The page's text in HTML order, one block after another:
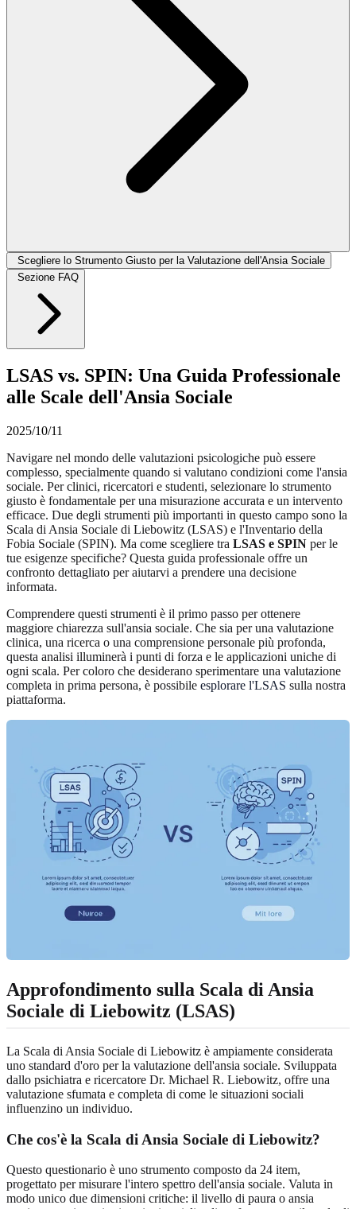
Scegliere lo Strumento Giusto per la Valutazione dell'Ansia Sociale
Sezione FAQ
LSAS vs. SPIN: Una Guida Professionale
alle Scale dell'Ansia Sociale
2025/10/11
Navigare nel mondo delle valutazioni psicologiche può essere
complesso, specialmente quando si valutano condizioni come l'ansia
sociale. Per clinici, ricercatori e studenti, selezionare lo strumento
giusto è fondamentale per una misurazione accurata e un intervento
efficace. Due degli strumenti più importanti in questo campo sono la
Scala di Ansia Sociale di Liebowitz (LSAS) e l'Inventario della
Fobia Sociale (SPIN). Ma come scegliere tra LSAS e SPIN per le
tue esigenze specifiche? Questa guida professionale offre un
confronto dettagliato per aiutarvi a prendere una decisione
informata.
Comprendere questi strumenti è il primo passo per ottenere
maggiore chiarezza sull'ansia sociale. Che sia per una valutazione
clinica, una ricerca o una comprensione personale più profonda,
questa analisi illuminerà i punti di forza e le applicazioni uniche di
ogni scala. Per coloro che desiderano sperimentare una valutazione
completa in prima persona, è possibile esplorare l'LSAS sulla nostra
piattaforma.
Approfondimento sulla Scala di Ansia
Sociale di Liebowitz (LSAS)
La Scala di Ansia Sociale di Liebowitz è ampiamente considerata
uno standard d'oro per la valutazione dell'ansia sociale. Sviluppata
dallo psichiatra e ricercatore Dr. Michael R. Liebowitz, offre una
valutazione sfumata e completa di come le situazioni sociali
influenzino un individuo.
Che cos'è la Scala di Ansia Sociale di Liebowitz?
Questo questionario è uno strumento composto da 24 item,
progettato per misurare l'intero spettro dell'ansia sociale. Valuta in
modo unico due dimensioni critiche: il livello di paura o ansia